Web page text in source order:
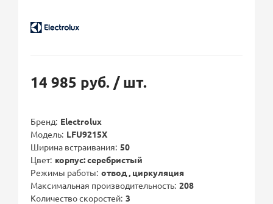
14 985 руб. / шт.
Бренд Electrolux
Модель LFU9215X
Ширина встраивания 50
Цвет корпус: серебристый
Режимы работы отвод , циркуляция
Максимальная производительность 208
Количество скоростей 3